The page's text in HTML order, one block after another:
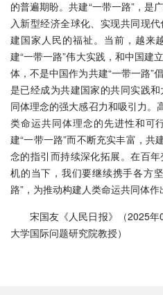
的普遍期盼。共建“一带一路”，是
入新型经济全球化、实现共同现
建国家人民的福祉。当前，越来
建“一带一路”伟大实践，和中国建
体，不是中国作为共建“一带一路”
是已经成为共建国家的共同实践
同体理念的强大感召力和吸引力。
类命运共同体理念的先进性和可
建“一带一路”而不断充实丰富，共
念的指引而持续深化拓展。在百
机的当下，我们要继续携手各方
路”，为推动构建人类命运共同体作
宋国友《人民日报》（2025
大学国际问题研究院教授）